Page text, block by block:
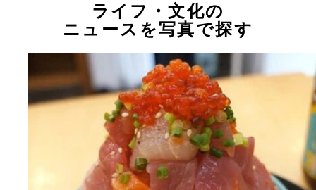
ライフ・文化の
ニュースを写真で探す